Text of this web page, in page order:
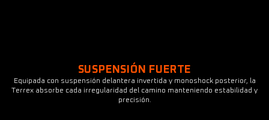
SUSPENSIÓN FUERTE
Equipada con suspensión delantera invertida y monoshock posterior, la
Terrex absorbe cada irregularidad del camino manteniendo estabilidad y
precisión.